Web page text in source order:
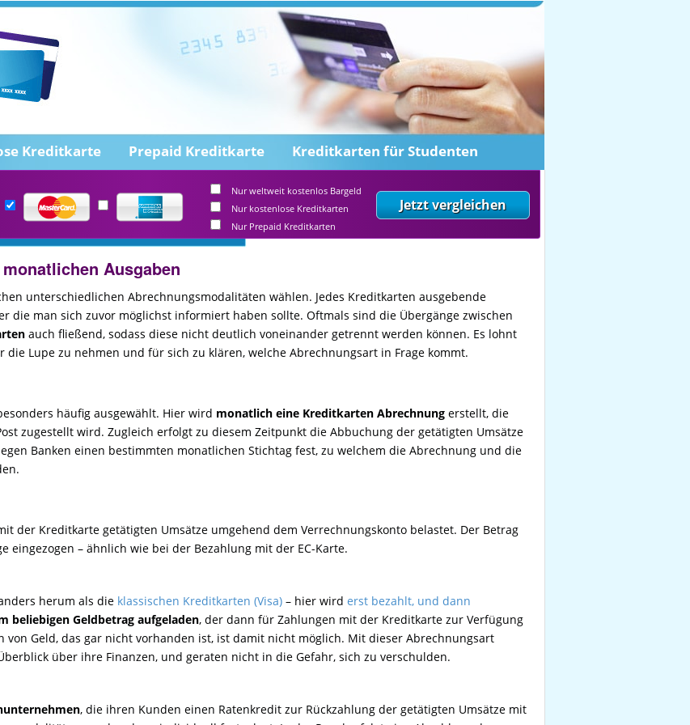
Kreditkarte Prepaid Kreditkarte Kreditkarten für Studenten
Nur weltweit kostenlos Bargeld
Nur kostenlose Kreditkarten
Nur Prepaid Kreditkarten
Ausgaben
unterschiedlichen Abrechnungsmodalitäten wählen. Jedes Kreditkarten ausgebende
die man sich zuvor möglichst informiert haben sollte. Oftmals sind die Übergänge zwischen
auch fließend, sodass diese nicht deutlich voneinander getrennt werden können. Es lohnt
Lupe zu nehmen und für sich zu klären, welche Abrechnungsart in Frage kommt.
häufig ausgewählt. Hier wird monatlich eine Kreditkarten Abrechnungerstellt, die
zugestellt wird. Zugleich erfolgt zu diesem Zeitpunkt die Abbuchung der getätigten Umsätze
Banken einen bestimmten monatlichen Stichtag fest, zu welchem die Abrechnung und die
der Kreditkarte getätigten Umsätze umgehend dem Verrechnungskonto belastet. Der Betrag
– ähnlich wie bei der Bezahlung mit der EC-Karte.
herum als die klassischen Kreditkarten (Visa)– hier wird erst bezahlt, und dann
beliebigen Geldbetrag aufgeladen, der dann für Zahlungen mit der Kreditkarte zur Verfügung
von Geld, das gar nicht vorhanden ist, ist damit nicht möglich. Mit dieser Abrechnungsart
über ihre Finanzen, und geraten nicht in die Gefahr, sich zu verschulden.
, die ihren Kunden einen Ratenkredit zur Rückzahlung der getätigten Umsätze mit